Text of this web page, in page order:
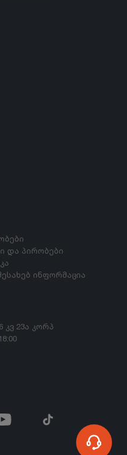
და პირობები
ინფორმაცია
კვ 23ა კორპ